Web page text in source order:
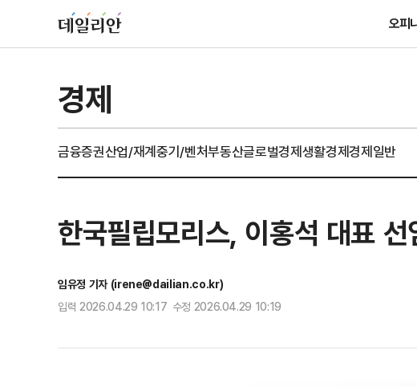
오피
경제
금융증권산업/재계중기/벤처부동산글로벌경제생활경제경제일반
한국필립모리스, 이홍석 대표
임유정 기자 (irene@dailian.co.kr)
입력 2026.04.29 10:17 수정 2026.04.29 10:19